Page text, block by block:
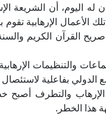
له اليوم، أن الشريعة
الإرهابية تقوم
القرآن الكريم
والتنظيمات
بفاعلية
والتطرف أصبح
هذا الخطر.